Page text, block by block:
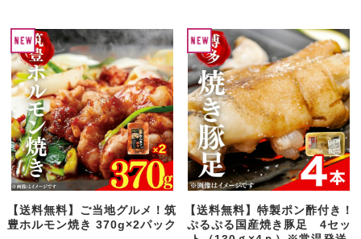
【送料無料】ご当地グルメ！筑
豊ホルモン焼き 370g×2パック
【送料無料】特製ポン酢付き！
ぷるぷる国産焼き豚足 4セッ